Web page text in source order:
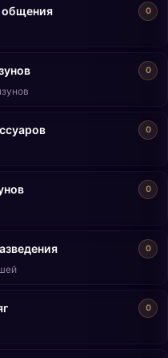
общения 0
0
0
0
0
0